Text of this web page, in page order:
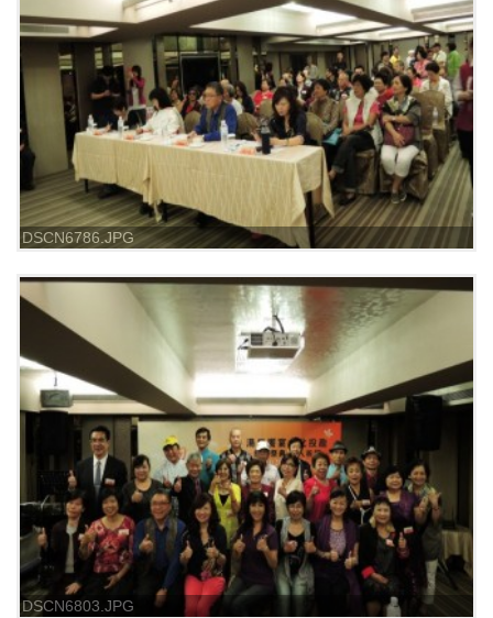
DSCN6786.JPG
DSCN6803.JPG